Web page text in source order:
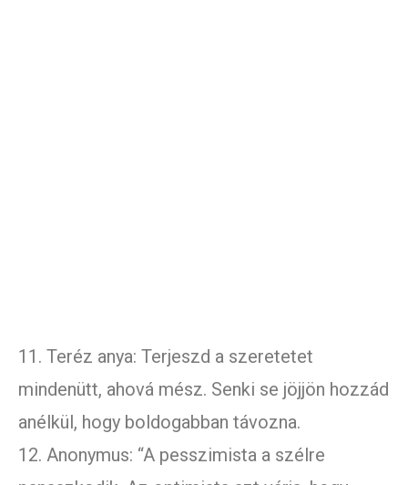
11. Teréz anya: Terjeszd a szeretetet
mindenütt, ahová mész. Senki se jöjjön hozzád
anélkül, hogy boldogabban távozna.
12. Anonymus: “A pesszimista a szélre